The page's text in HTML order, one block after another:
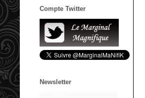
Compte Twitter
Newsletter